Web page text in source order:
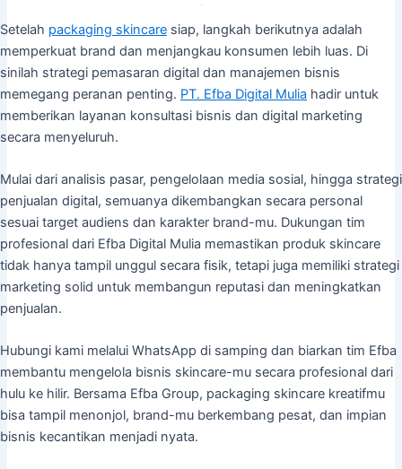
Setelah packaging skincare siap, langkah berikutnya adalah
memperkuat brand dan menjangkau konsumen lebih luas. Di
sinilah strategi pemasaran digital dan manajemen bisnis
memegang peranan penting. PT. Efba Digital Mulia hadir untuk
memberikan layanan konsultasi bisnis dan digital marketing
secara menyeluruh.
Mulai dari analisis pasar, pengelolaan media sosial, hingga strategi
penjualan digital, semuanya dikembangkan secara personal
sesuai target audiens dan karakter brand-mu. Dukungan tim
profesional dari Efba Digital Mulia memastikan produk skincare
tidak hanya tampil unggul secara fisik, tetapi juga memiliki strategi
marketing solid untuk membangun reputasi dan meningkatkan
penjualan.
Hubungi kami melalui WhatsApp di samping dan biarkan tim Efba
membantu mengelola bisnis skincare-mu secara profesional dari
hulu ke hilir. Bersama Efba Group, packaging skincare kreatifmu
bisa tampil menonjol, brand-mu berkembang pesat, dan impian
bisnis kecantikan menjadi nyata.